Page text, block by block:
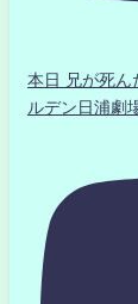
本日 兄が死
ルデン日浦劇